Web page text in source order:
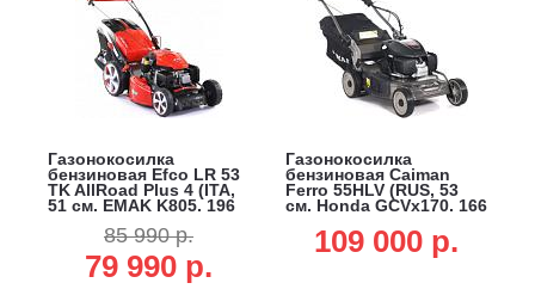
Газонокосилка
бензиновая Efco LR 53
TK AllRoad Plus 4 (ITA,
51 см, EMAK K805, 196
37.4 кг)85 990 р.
79 990 р.
Газонокосилка
бензиновая Caiman
Ferro 55HLV (RUS, 53
см, Honda GCVx170, 166
вариатор, 70 л, 44.2 кг)
109 000 p.